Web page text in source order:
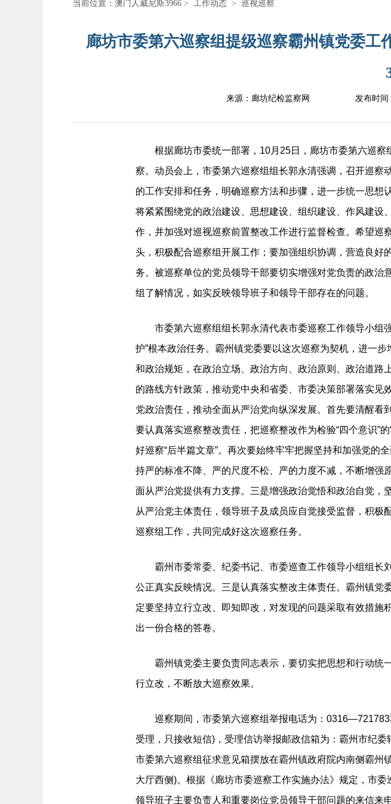
当前位置： 澳门人威尼斯3966 > 工作动态 > 巡视巡察
廊坊市委第六巡察组提级巡察霸州镇党委
来源：廊坊纪检监察网 发布时间
根据廊坊市委统一部署，10月25日，廊坊市委第六巡察
察。动员会上，市委第六巡察组组长郭永清强调，召开巡
的工作安排和任务，明确巡察方法和步骤，进一步统一思想
将紧紧围绕党的政治建设、思想建设、组织建设、作风建
作，并加强对巡视巡察前置整改工作进行监督检查。希望
头，积极配合巡察组开展工作；要加强组织协调，营造良
务。被巡察单位的党员领导干部要切实增强对党负责的政
组了解情况，如实反映领导班子和领导干部存在的问题。
市委第六巡察组组长郭永清代表市委巡察工作领导小组强
护”根本政治任务。霸州镇党委要以这次巡察为契机，进一步
和政治规矩，在政治立场、政治方向、政治原则、政治道
的路线方针政策，推动党中央和省委、市委决策部署落实
党政治责任，推动全面从严治党向纵深发展。首先要清醒
要认真落实巡察整改责任，把巡察整改作为检验“四个意识”
好巡察“后半篇文章”。再次要始终牢牢把握坚持和加强党的
持严的标准不降、严的尺度不松、严的力度不减，不断增
面从严治党提供有力支撑。三是增强政治觉悟和政治自觉
从严治党主体责任，领导班子及成员应自觉接受监督，积
巡察组工作，共同完成好这次巡察任务。
霸州市委常委、纪委书记、市委巡查工作领导小组组长
公正真实反映情况。三是认真落实整改主体责任。霸州镇
定要坚持立行立改、即知即改，对发现的问题采取有效措
出一份合格的答卷。
霸州镇党委主要负责同志表示，要切实把思想和行动统
行立改，不断放大巡察效果。
巡察期间，市委第六巡察组举报电话为：
受理，只接收短信)，受理信访举报邮政信箱为：霸州市纪
市委第六巡察组征求意见箱摆放在霸州镇政府院内南侧霸
大厅西侧)。根据《廊坊市委巡察工作实施办法》规定，市
领导班子主要负责人和重要岗位党员领导干部问题的来信